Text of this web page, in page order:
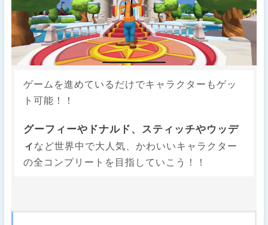
ゲームを進めているだけでキャラクターもゲッ
ト可能！！
グーフィーやドナルド、スティッチやウッデ
ィ など世界中で大人気、かわいいキャラクター
の全コンプリートを目指していこう！！